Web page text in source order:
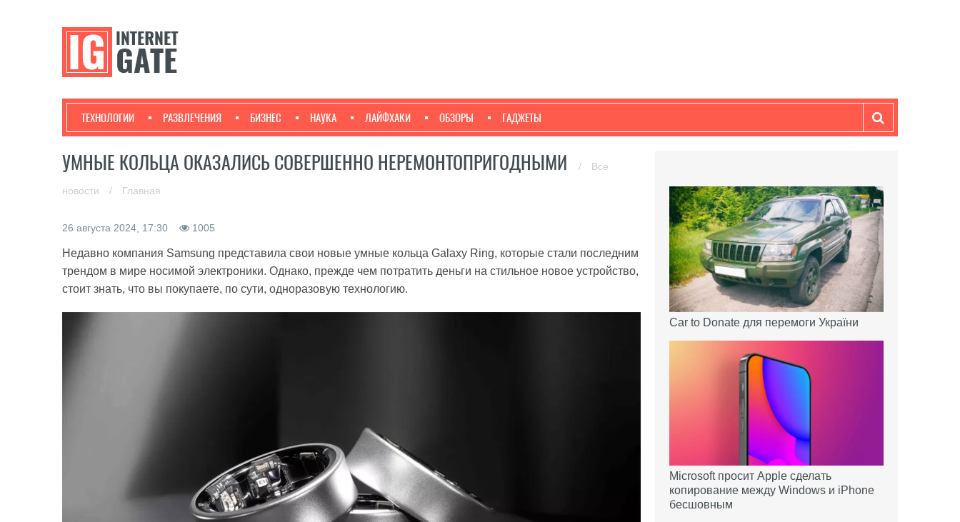
ТЕХНОЛОГИИ РАЗВЛЕЧЕНИЯ БИЗНЕС НАУКА ЛАЙФХАКИ ОБЗОРЫ ГАДЖЕТЫ
УМНЫЕ КОЛЬЦА ОКАЗАЛИСЬ СОВЕРШЕННО НЕРЕМОНТОПРИГОДНЫМИ / Все
новости / Главная
26 августа 2024, 17:30 1005
Недавно компания Samsung представила свои новые умные кольца Galaxy Ring, которые стали последним
трендом в мире носимой электроники. Однако, прежде чем потратить деньги на стильное новое устройство,
стоит знать, что вы покупаете, по сути, одноразовую технологию.
Car to Donate для перемоги України
Microsoft просит Apple сделать
копирование между Windows и iPhone
бесшовным